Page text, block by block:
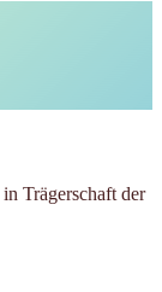
Trägerschaft der